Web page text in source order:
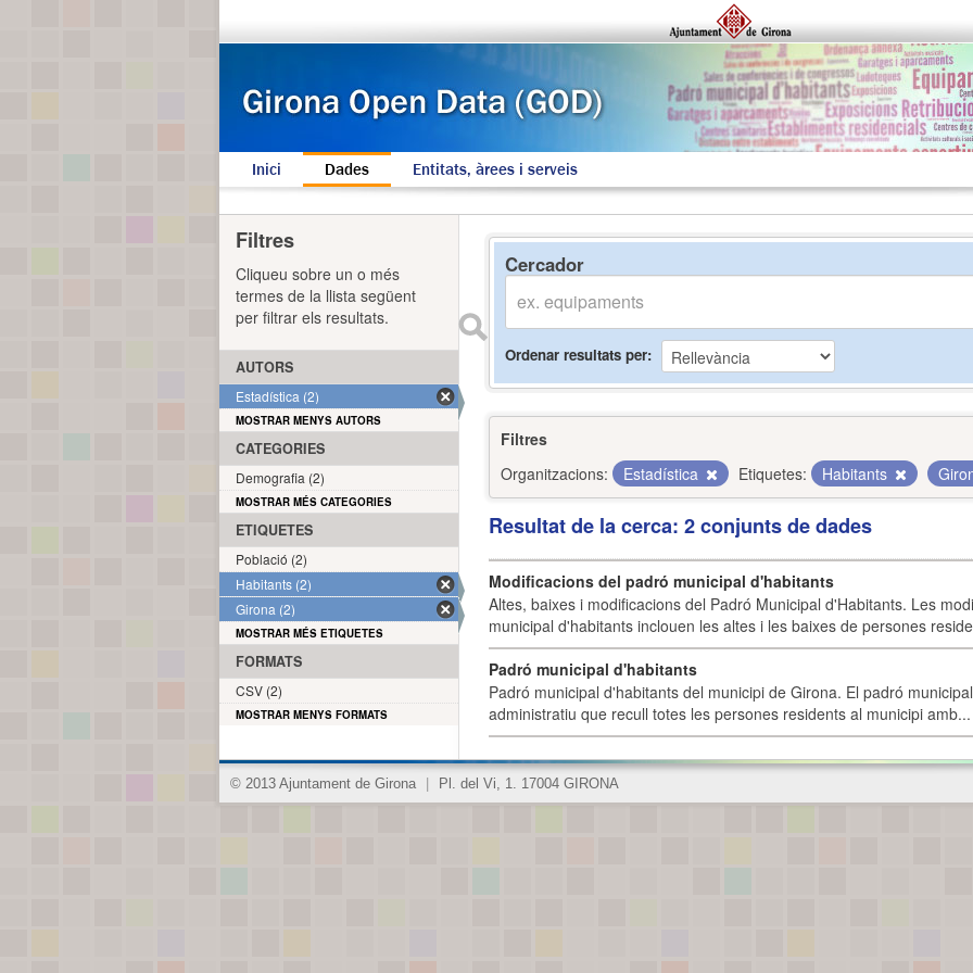
Inici Dades Entitats, àrees i serveis
Cercador
Ordenar resultats per
Filtres
Organitzacions:
Estadística Etiquetes: Habitants
Resultat de la cerca: 2 conjunts de dades
Modificacions del padró municipal d'habitants
Altes, baixes i modificacions del Padró Municipal d'Habitants. Les
municipal d'habitants inclouen les altes i les baixes de persones
Padró municipal d'habitants
Padró municipal d'habitants del municipi de Girona. El padró
administratiu que recull totes les persones residents al municipi amb...
Filtres
Cliqueu sobre un o més
termes de la llista següent
per filtrar els resultats.
AUTORS
Estadística (2)
MOSTRAR MENYS AUTORS
CATEGORIES
Demografia (2)
MOSTRAR MÉS CATEGORIES
ETIQUETES
Població (2)
Habitants (2)
Girona (2)
MOSTRAR MÉS ETIQUETES
FORMATS
CSV (2)
MOSTRAR MENYS FORMATS
© 2013 Ajuntament de Girona Pl. del Vi, 1. 17004 GIRONA